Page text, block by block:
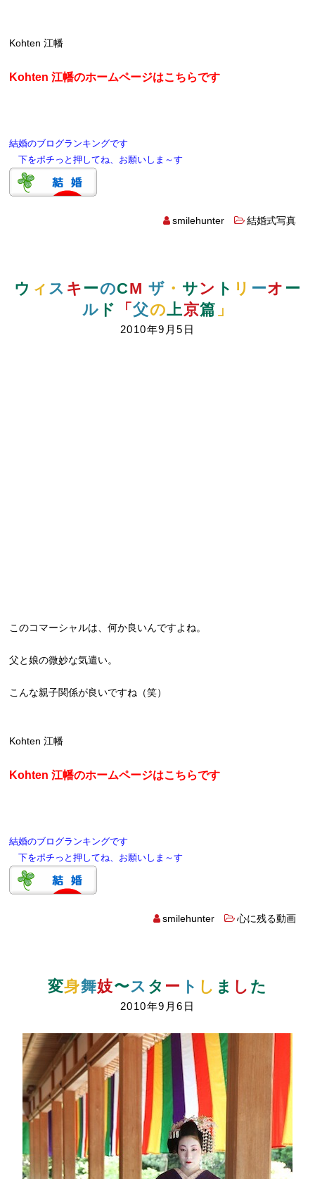
Kohten 江幡
Kohten 江幡のホームページはこちらです
結婚のブログランキングです
下をポチっと押してね、お願いしま～す
smilehunter 結婚式写真
ウ ィ ス キ ーのCM ザ ・ サン ト リ ーオ ー
ル ド 「父の上京篇 」
2010年9月5日
このコマーシャルは、何か良いんですよね。
父と娘の微妙な気遣い。
こんな親子関係が良いですね（笑）
Kohten 江幡
Kohten 江幡のホームページはこちらです
結婚のブログランキングです
下をポチっと押してね、お願いしま～す
smilehunter 心に残る動画
変身舞妓〜ス タ ー ト し ま し た
2010年9月6日